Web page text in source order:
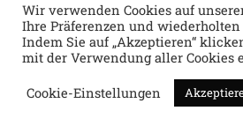
Wir verwenden Cookies auf
Ihre Präferenzen und
Indem Sie auf „Akzeptieren“
mit der Verwendung aller Cookies
Cookie-Einstellungen